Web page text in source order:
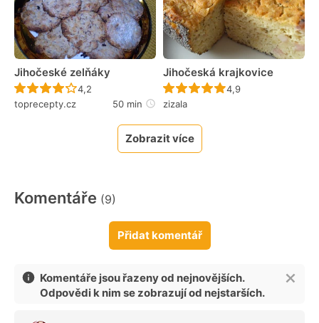
Jihočeské zelňáky
Recept ještě nebyl hodnocen
4,2
toprecepty.cz
50 min
Jihočeská krajkovice
Recept ještě nebyl
4,9
zizala
Zobrazit více
Komentáře (9)
Přidat komentář
Komentáře jsou řazeny od nejnovějších.
Odpovědi k nim se zobrazují od nejstarších.